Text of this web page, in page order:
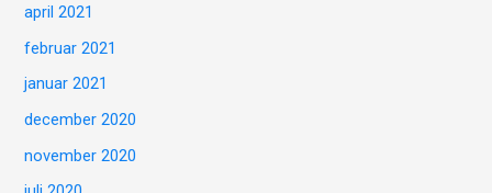
april 2021
februar 2021
januar 2021
december 2020
november 2020